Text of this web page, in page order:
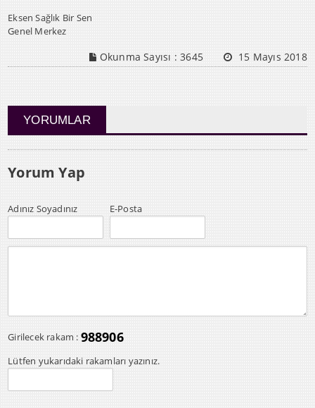
Eksen Sağlık Bir Sen
Genel Merkez
Okunma Sayısı :3645 15 Mayıs 2018
YORUMLAR
Yorum Yap
Adınız Soyadınız E-Posta
Girilecek rakam : 988906
Lütfen yukarıdaki rakamları yazınız.